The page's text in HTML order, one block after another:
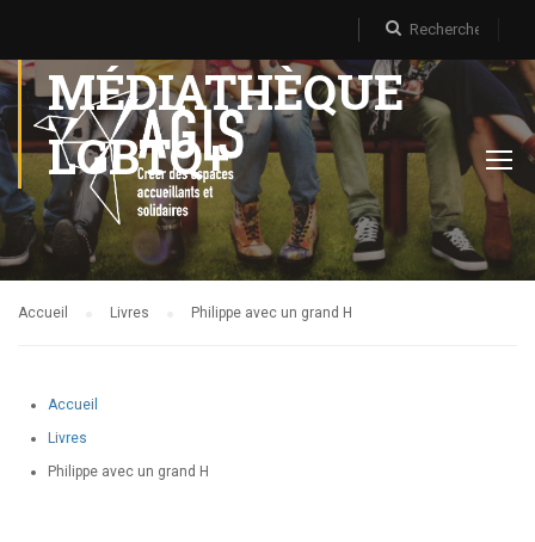
MÉDIATHÈQUE
LGBTQ+
Accueil Livres Philippe avec un grand H
Accueil
Livres
Philippe avec un grand H